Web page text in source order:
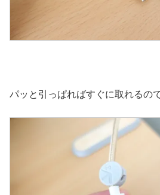
パッと引っぱればすぐに取れるの